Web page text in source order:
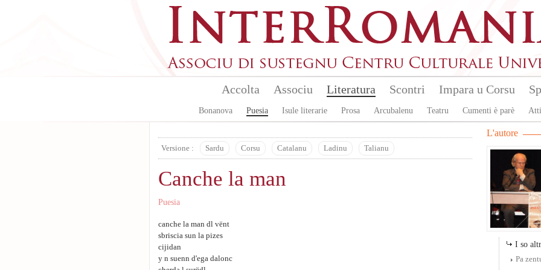
Accolta Associu Literatura
Bonanova Puesia Isule literarie Prosa Arcubalenu Teatru Cumenti è parè
Scontri Impara u Corsu
Versione : Sardu Corsu Catalanu Ladinu Talianu
Canche la man
Puesia
canche la man dl vënt
sbriscia sun la pizes
cijidan
y n suenn d'ega dalonc
L'autore
I so
Pa